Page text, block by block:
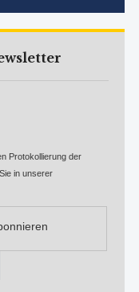
Protokollierung der
in unserer